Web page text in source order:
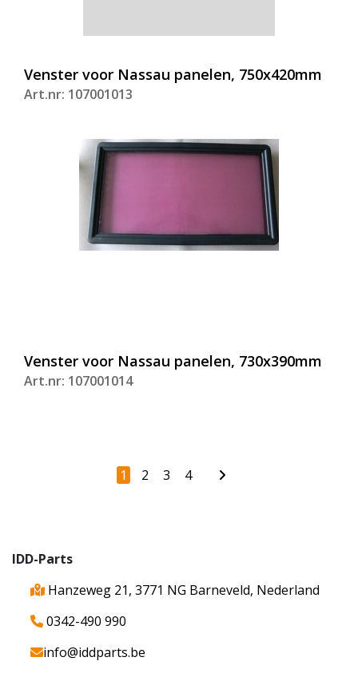
Venster voor Nassau panelen, 750x420mm
Art.nr: 107001013
Venster voor Nassau panelen, 730x390mm
Art.nr: 107001014
1 2 3 4
IDD-Parts
Hanzeweg 21, 3771 NG Barneveld, Nederland
0342-490 990
info@iddparts.be